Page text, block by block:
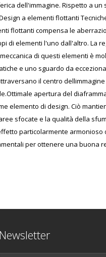
dell'immagine. Rispetto a un
a elementi flottanti
flottanti compensa le
di elementi l'uno dall'altro. La
di questi elementi è
e uno sguardo da
il centro
apertura del
elemento di design. Ciò
sfocate e la qualità della
particolarmente
per ottenere una buona
Newsletter